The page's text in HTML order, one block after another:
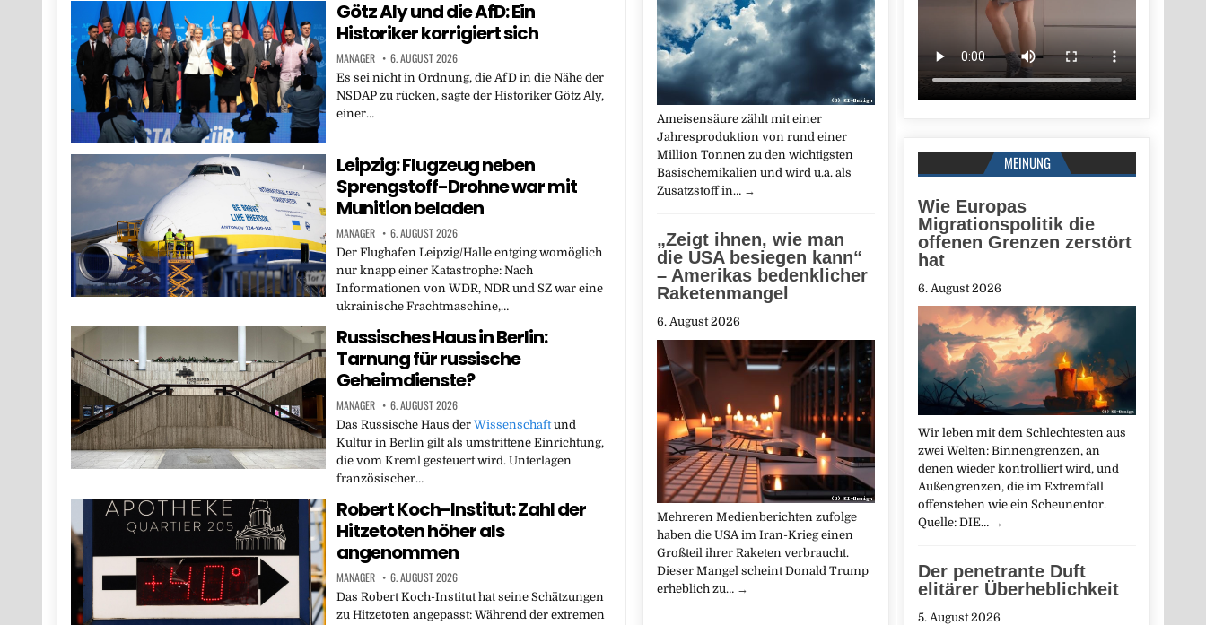
Götz Aly und die AfD: Ein
Historiker korrigiert sich
MANAGER 6. AUGUST 2026
Es sei nicht in Ordnung, die AfD in die Nähe der
NSDAP zu rücken, sagte der Historiker Götz Aly,
einer…
Leipzig: Flugzeug neben
Sprengstoff-Drohne war mit
Munition beladen
MANAGER 6. AUGUST 2026
Der Flughafen Leipzig/Halle entging womöglich
nur knapp einer Katastrophe: Nach
Informationen von WDR, NDR und SZ war eine
ukrainische Frachtmaschine,…
Russisches Haus in Berlin:
Tarnung für russische
Geheimdienste?
MANAGER 6. AUGUST 2026
Das Russische Haus der Wissenschaftund
Kultur in Berlin gilt als umstrittene Einrichtung,
die vom Kreml gesteuert wird. Unterlagen
französischer…
Robert Koch-Institut: Zahl der
Hitzetoten höher als
angenommen
MANAGER 6. AUGUST 2026
Das Robert Koch-Institut hat seine Schätzungen
zu Hitzetoten angepasst: Während der extremen
MEINUNG
Wie Europas
Migrationspolitik die
offenen Grenzen zerstört
hat
6. August 2026
Wir leben mit dem Schlechtesten aus
zwei Welten: Binnengrenzen, an
denen wieder kontrolliert wird, und
Außengrenzen, die im Extremfall
offenstehen wie ein Scheunentor.
Quelle: DIE… →
Der penetrante Duft
elitärer Überheblichkeit
5. August 2026
Ameisensäure zählt mit einer
Jahresproduktion von rund einer
Million Tonnen zu den wichtigsten
Basischemikalien und wird u.a. als
Zusatzstoff in… →
„Zeigt ihnen, wie man
die USA besiegen kann“
– Amerikas bedenklicher
Raketenmangel
6. August 2026
Mehreren Medienberichten zufolge
haben die USA im Iran-Krieg einen
Großteil ihrer Raketen verbraucht.
Dieser Mangel scheint Donald Trump
erheblich zu… →